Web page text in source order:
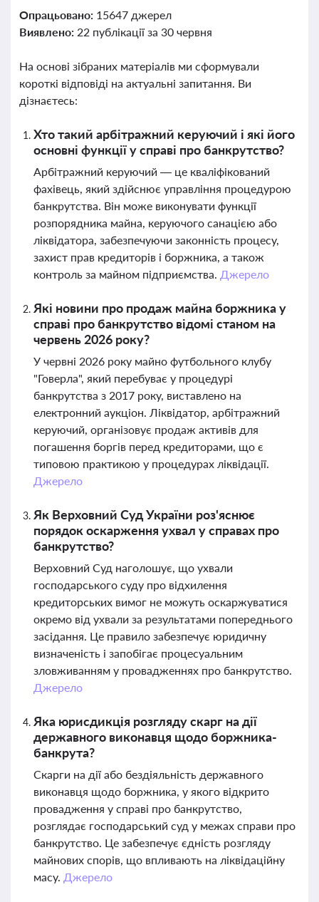
Опрацьовано: 15647 джерел
Виявлено: 22 публікації за 30 червня
На основі зібраних матеріалів ми сформували
короткі відповіді на актуальні запитання. Ви
дізнаєтесь:
Хто такий арбітражний керуючий і які його
основні функції у справі про банкрутство?
Арбітражний керуючий — це кваліфікований
фахівець, який здійснює управління процедурою
банкрутства. Він може виконувати функції
розпорядника майна, керуючого санацією або
ліквідатора, забезпечуючи законність процесу,
захист прав кредиторів і боржника, а також
контроль за майном підприємства. Джерело
Які новини про продаж майна боржника у
справі про банкрутство відомі станом на
червень 2026 року?
У червні 2026 року майно футбольного клубу
"Говерла", який перебуває у процедурі
банкрутства з 2017 року, виставлено на
електронний аукціон. Ліквідатор, арбітражний
керуючий, організовує продаж активів для
погашення боргів перед кредиторами, що є
типовою практикою у процедурах ліквідації.
Джерело
Як Верховний Суд України роз'яснює
порядок оскарження ухвал у справах про
банкрутство?
Верховний Суд наголошує, що ухвали
господарського суду про відхилення
кредиторських вимог не можуть оскаржуватися
окремо від ухвали за результатами попереднього
засідання. Це правило забезпечує юридичну
визначеність і запобігає процесуальним
зловживанням у провадженнях про банкрутство.
Джерело
Яка юрисдикція розгляду скарг на дії
державного виконавця щодо боржника-
банкрута?
Скарги на дії або бездіяльність державного
виконавця щодо боржника, у якого відкрито
провадження у справі про банкрутство,
розглядає господарський суд у межах справи про
банкрутство. Це забезпечує єдність розгляду
майнових спорів, що впливають на ліквідаційну
масу. Джерело